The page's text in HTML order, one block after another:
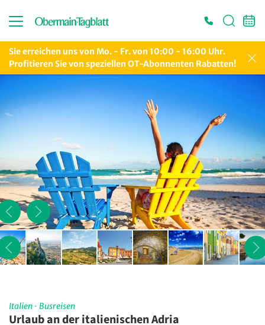
Sie erreichen uns von Mo. - Fr. von 10:00 - 16:00 Uhr.
Profitieren Sie von speziellen OT-Abonnenten Rabatten!
Es konnten keine gültigen Angebote gefunden werden. Bitte wenden Sie sich an
Italien · Busreisen
Urlaub an der italienischen Adria